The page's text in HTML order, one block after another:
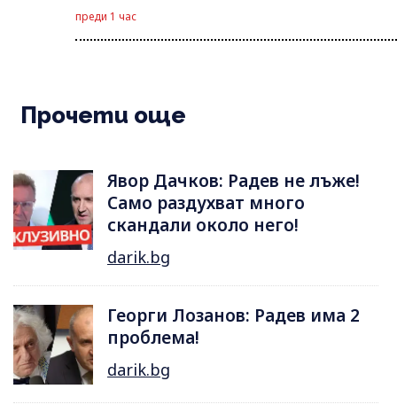
преди 1 час
Прочети още
Явор Дачков: Радев не лъже!
Само раздухват много
скандали около него!
darik.bg
Георги Лозанов: Радев има 2
проблема!
darik.bg